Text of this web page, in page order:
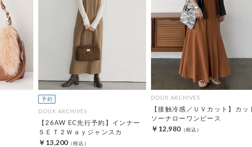
DOUX ARCHIVES
【26AW EC先行予約】インナー
ＳＥＴ２Ｗａｙジャンスカ
￥13,200
DOUX ARCHIVES
【接触冷感／ＵＶカット】カッ
ソーナローワンピース
￥12,980